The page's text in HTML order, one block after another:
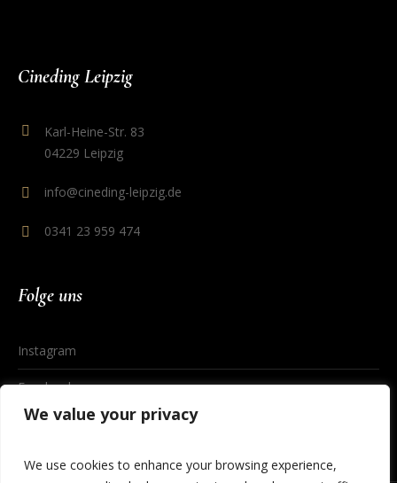
We value your privacy
We use cookies to enhance your browsing experience,
Cineding Leipzig
Karl-Heine-Str. 83
04229 Leipzig
info@cineding-leipzig.de
0341 23 959 474
Folge uns
Instagram
Facebook